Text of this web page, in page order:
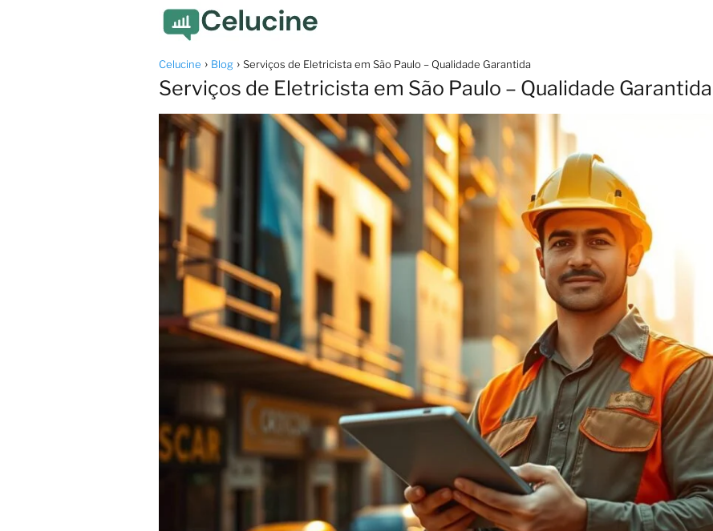
Celucine Blog Serviços de Eletricista em São Paulo – Qualidade Garantida
Serviços de Eletricista em São Paulo – Qualidade Garantida